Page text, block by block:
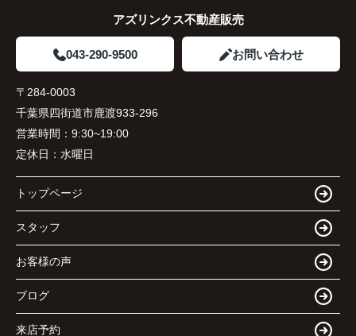
アズリンクス不動産販売
043-290-9500 お問い合わせ
〒284-0003
千葉県四街道市鹿渡933-296
営業時間： 9:30~19:00
定休日： 水曜日
トップページ
スタッフ
お客様の声
ブログ
来店予約